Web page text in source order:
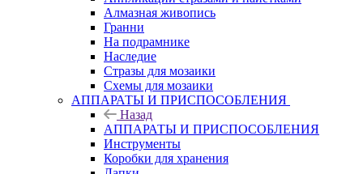
Алмазная живопись
Гранни
На подрамнике
Наследие
Стразы для мозаики
Схемы для мозаики
АППАРАТЫ И ПРИСПОСОБЛЕНИЯ
Назад
АППАРАТЫ И ПРИСПОСОБЛЕНИЯ
Инструменты
Коробки для хранения